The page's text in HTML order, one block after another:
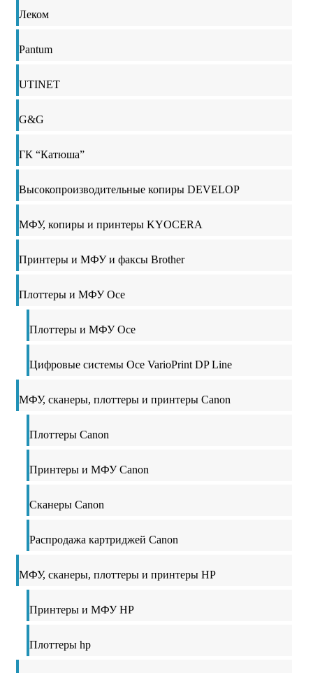
Леком
Pantum
UTINET
G&G
ГК “Катюша”
Высокопроизводительные копиры DEVELOP
МФУ, копиры и принтеры KYOCERA
Принтеры и МФУ и факсы Brother
Плоттеры и МФУ Oce
Плоттеры и МФУ Oce
Цифровые системы Oce VarioPrint DP Line
МФУ, сканеры, плоттеры и принтеры Canon
Плоттеры Canon
Принтеры и МФУ Canon
Сканеры Canon
Распродажа картриджей Canon
МФУ, сканеры, плоттеры и принтеры HP
Принтеры и МФУ HP
Плоттеры hp